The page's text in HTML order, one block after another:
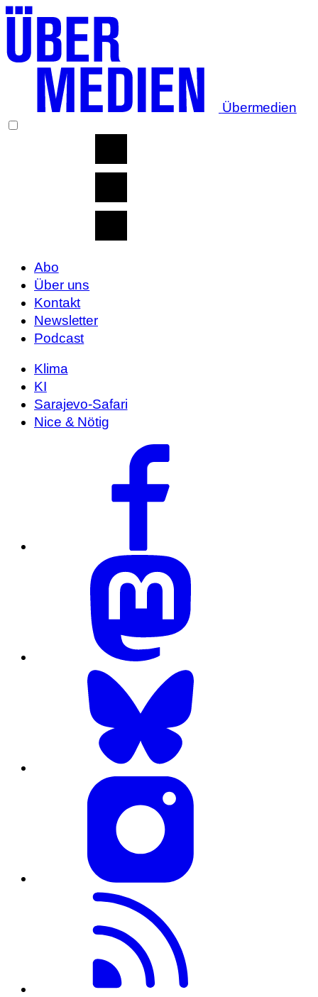
Übermedien
Abo
Über uns
Kontakt
Newsletter
Podcast
Klima
KI
Sarajevo-Safari
Nice & Nötig